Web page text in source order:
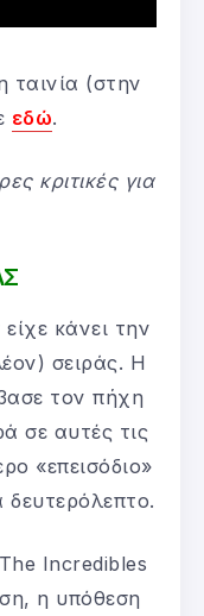
ταινία (στην
εδώ.
κριτικές για
κάνει την
σειράς. Η
τον πήχη
σε αυτές τις
«επεισόδιο»
δευτερόλεπτο.
Incredibles
η υπόθεση